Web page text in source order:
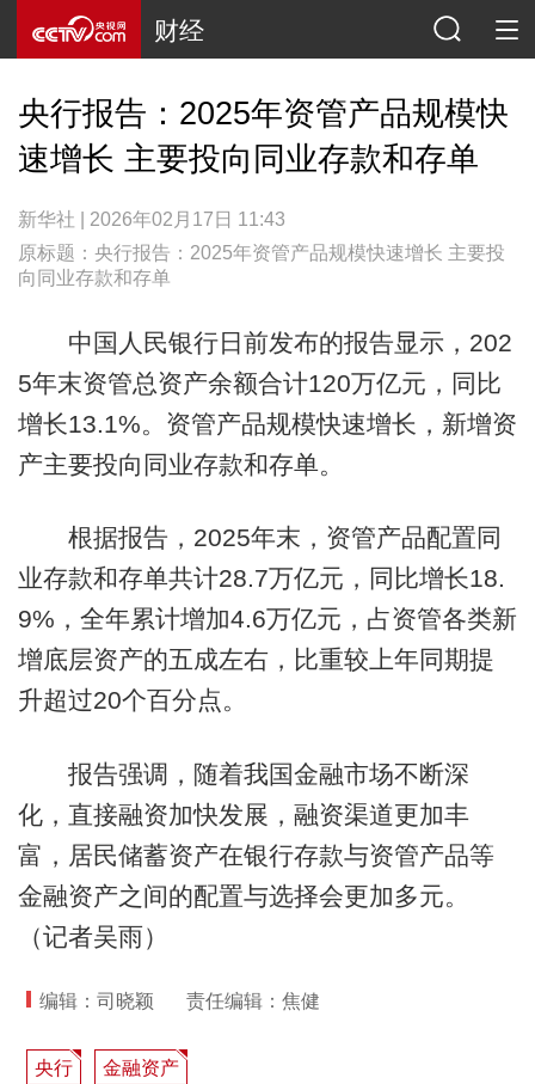
财经
央行报告：2025年资管产品规模快
速增长 主要投向同业存款和存单
新华社 | 2026年02月17日 11:43
原标题：央行报告：2025年资管产品规模快速增长 主要投
向同业存款和存单
中国人民银行日前发布的报告显示，202
5年末资管总资产余额合计120万亿元，同比
增长13.1%。资管产品规模快速增长，新增资
产主要投向同业存款和存单。
根据报告，2025年末，资管产品配置同
业存款和存单共计28.7万亿元，同比增长18.
9%，全年累计增加4.6万亿元，占资管各类新
增底层资产的五成左右，比重较上年同期提
升超过20个百分点。
报告强调，随着我国金融市场不断深
化，直接融资加快发展，融资渠道更加丰
富，居民储蓄资产在银行存款与资管产品等
金融资产之间的配置与选择会更加多元。
（记者吴雨）
编辑：司晓颖 责任编辑：焦健
央行 金融资产